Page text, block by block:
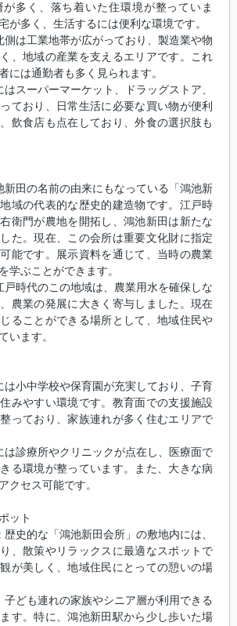
多く、落ち着いた住環境が整っていま
が多く、生活するには便利な環境です。
側は工業地帯が広がっており、製造業や物
、地域の産業を支えるエリアです。これ
には通勤者も多く見られます。
スーパーマーケット、ドラッグストア、
ており、日常生活に必要な買い物が便利
飲食店も点在しており、外食の選択肢も
新田の名前の由来にもなっている「鴻池新
域の代表的な歴史的建造物です。江戸時
衛門が農地を開拓し、鴻池新田は新たな
た。現在、この会所は重要文化財に指定
能です。展示資料を通じて、当時の農業
学ぶことができます。
戸時代のこの地域は、農業用水を確保しな
農業の発展に大きく寄与しました。現在
ることができる場所として、地域住民や
います。
は小中学校や保育園が充実しており、子育
みやすい環境です。教育面での支援施設
っており、家族連れが多く住むエリアで
は診療所やクリニックが点在し、医療面で
る環境が整っています。また、大きな病
クセス可能です。
ット
史的な「鴻池新田会所」の敷地内には、
、散策やリラックスに最適なスポットで
が美しく、地域住民にとっての憩いの場
子ども連れの家族やシニア層が利用できる
す。特に、鴻池新田駅から少し歩いた場